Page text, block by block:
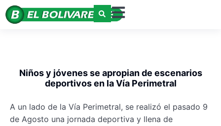
Niños y jóvenes se apropian de escenarios
deportivos en la Vía Perimetral
A un lado de la Vía Perimetral, se realizó el pasado 9
de Agosto una jornada deportiva y llena de